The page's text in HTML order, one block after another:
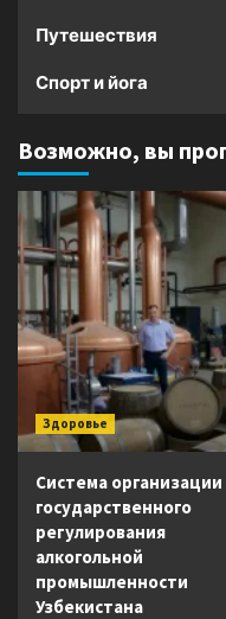
Путешествия
Спорт и йога
Возможно, вы
Здоровье
Система организации
государственного
регулирования
алкогольной
промышленности
Узбекистана